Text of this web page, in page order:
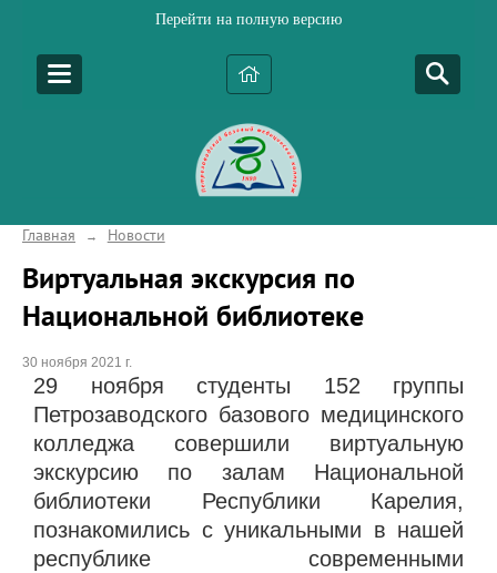
Перейти на полную версию
Главная → Новости
Виртуальная экскурсия по
Национальной библиотеке
30 ноября 2021 г.
29 ноября студенты 152 группы
Петрозаводского базового медицинского
колледжа совершили виртуальную
экскурсию по залам Национальной
библиотеки Республики Карелия,
познакомились с уникальными в нашей
республике современными